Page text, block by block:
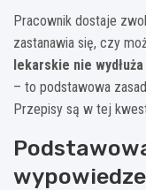
Pracownik dostaje
zastanawia się, czy
lekarskie nie
– to podstawowa
Przepisy są w tej